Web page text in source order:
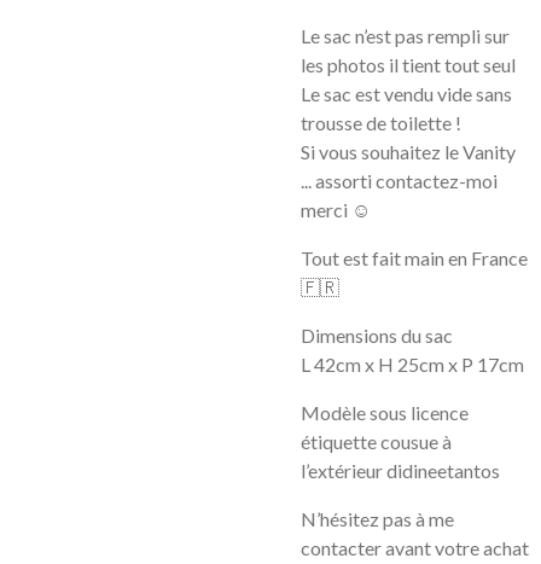
Le sac n’est pas rempli sur
les photos il tient tout seul
Le sac est vendu vide sans
trousse de toilette !
Si vous souhaitez le Vanity
... assorti contactez-moi
merci ☺️
Tout est fait main en France
🇫🇷
Dimensions du sac
L 42cm x H 25cm x P 17cm
Modèle sous licence
étiquette cousue à
l’extérieur didineetantos
N’hésitez pas à me
contacter avant votre achat